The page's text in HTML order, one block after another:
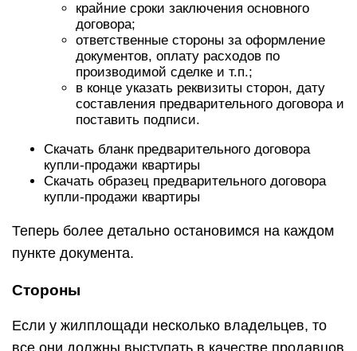
крайние сроки заключения основного
договора;
ответственные стороны за оформление
документов, оплату расходов по
производимой сделке и т.п.;
в конце указать реквизиты сторон, дату
составления предварительного договора и
поставить подписи.
Скачать бланк предварительного договора
купли-продажи квартиры
Скачать образец предварительного договора
купли-продажи квартиры
Теперь более детально остановимся на каждом
пункте документа.
Стороны
Если у жилплощади несколько владельцев, то
все они должны выступать в качестве продавцов